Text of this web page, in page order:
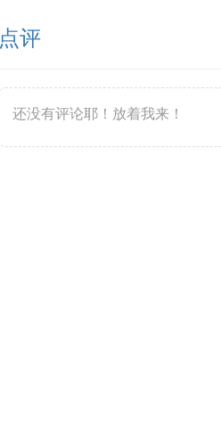
点评
还没有评论耶！放着我来！